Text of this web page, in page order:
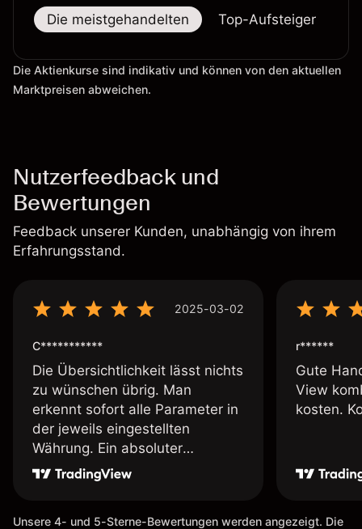
Die meistgehandelten Top-Aufsteiger
Die Aktienkurse sind indikativ und können von den aktuellen
Marktpreisen abweichen.
Nutzerfeedback und
Bewertungen
Feedback unserer Kunden, unabhängig von ihrem
Erfahrungsstand.
2025-03-02
C***********
Die Übersichtlichkeit lässt nichts
zu wünschen übrig. Man
erkennt sofort alle Parameter in
der jeweils eingestellten
Währung. Ein absoluter
Pluspunkt an dieser Stelle.
r******
Gute
View
kosten.
Unsere 4- und 5-Sterne-Bewertungen werden angezeigt. Die